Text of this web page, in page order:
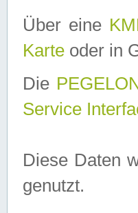
Über eine
Karte oder in
Die
Service
Diese Daten
genutzt.